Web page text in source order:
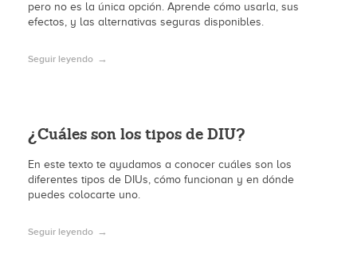
pero no es la única opción. Aprende cómo usarla, sus
efectos, y las alternativas seguras disponibles.
Seguir leyendo
¿Cuáles son los tipos de DIU?
En este texto te ayudamos a conocer cuáles son los
diferentes tipos de DIUs, cómo funcionan y en dónde
puedes colocarte uno.
Seguir leyendo